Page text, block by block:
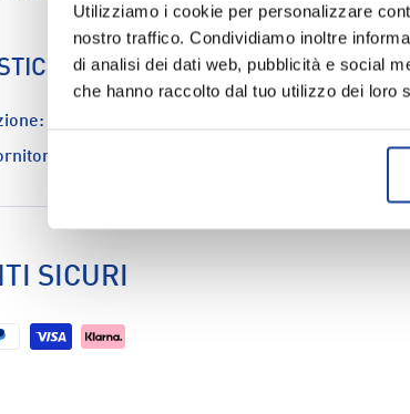
Utilizziamo i cookie per personalizzare
nostro traffico. Condividiamo inoltre
di analisi dei dati web, pubblicità e social
che hanno raccolto dal tuo utilizzo dei loro
SICURI